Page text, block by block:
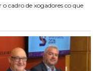
cadro de xogadores co que